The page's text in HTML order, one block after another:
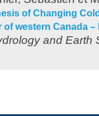
of Changing
western Canada –
and Earth